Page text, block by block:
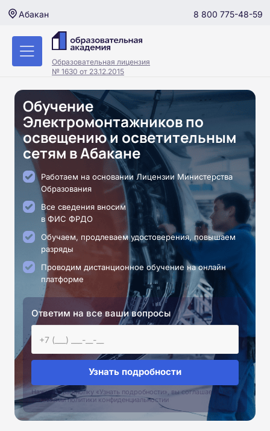
Абакан 8 800 775-48-59
Образовательная лицензия
№ 1630 от 23.12.2015
Обучение
Электромонтажников по
освещению и осветительным
сетям в Абакане
Работаем на основании Лицензии Министерства
Образования
Все сведения вносим
в ФИС ФРДО
Обучаем, продлеваем удостоверения, повышаем
разряды
Проводим дистанционное обучение на онлайн
платформе
Ответим на все ваши вопросы
Узнать подробности
Нажимая на кнопку «Узнать подробности», вы соглашаетесь с
условиями политики конфиденциальностии